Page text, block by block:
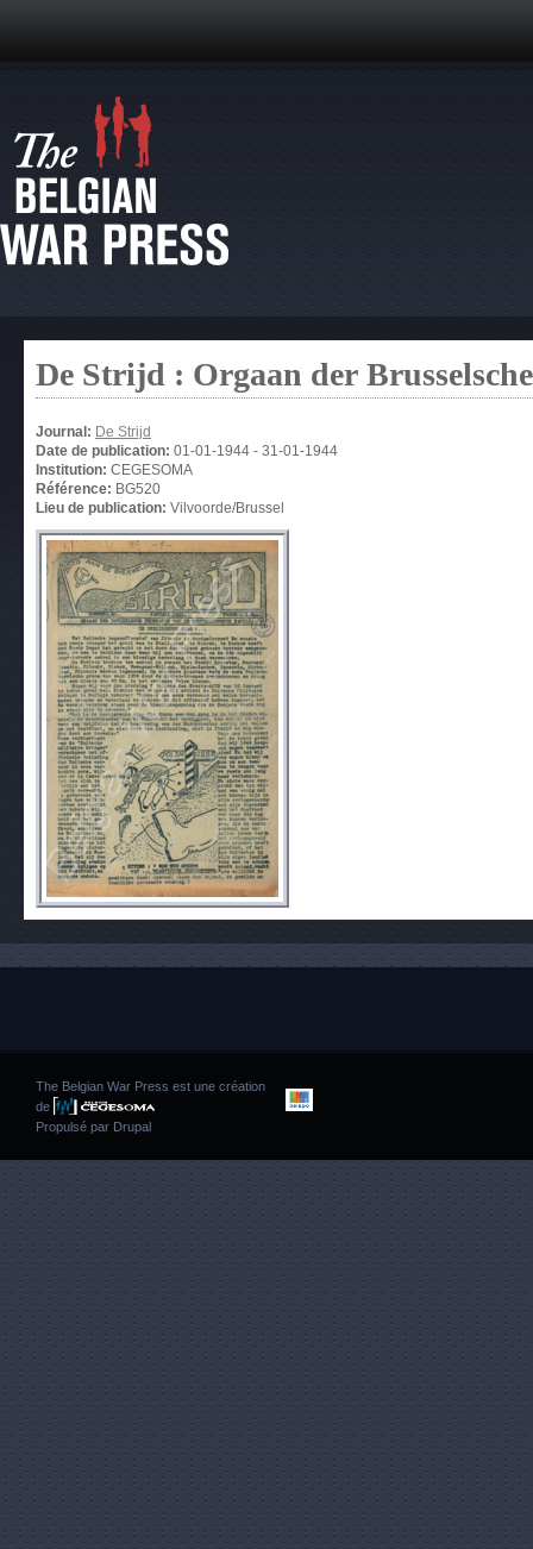
De Strijd : Orgaan der
Journal: De Strijd
Date de publication: 01-01-1944 - 31-01-1944
Institution: CEGESOMA
Référence: BG520
Lieu de publication: Vilvoorde/Brussel
The Belgian War Press est une création
de
Propulsé par Drupal